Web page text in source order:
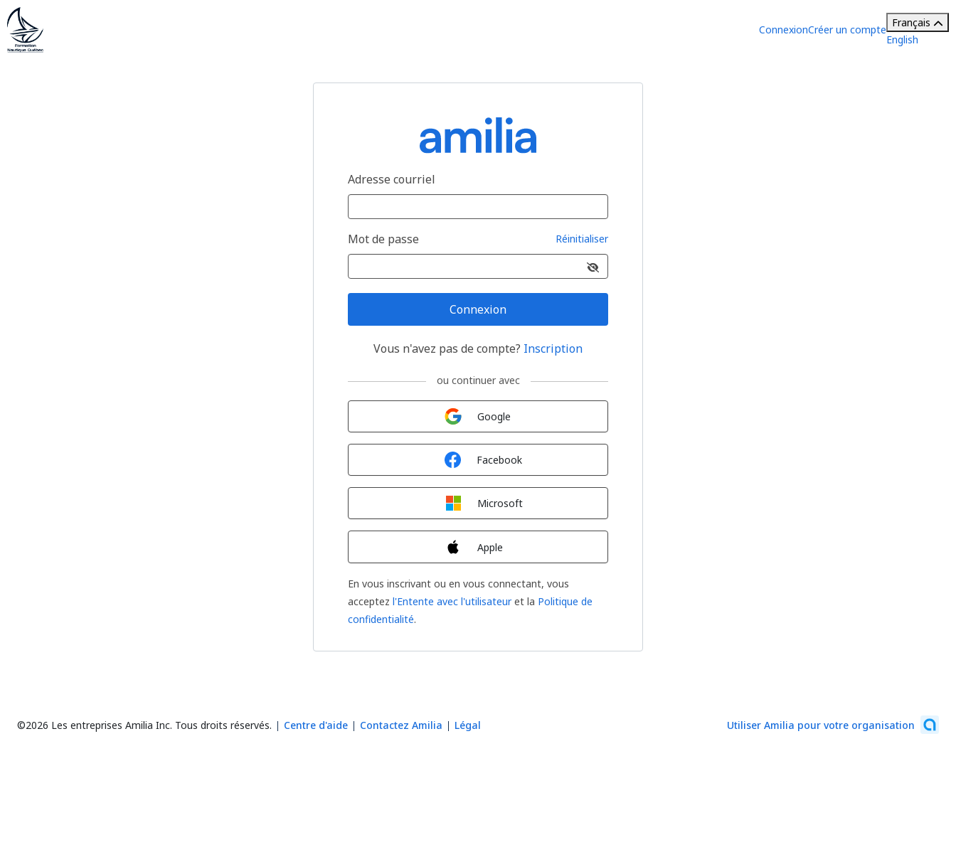
ConnexionCréer un compte
Français
English
Adresse courriel
Mot de passe Réinitialiser
Connexion
Vous n'avez pas de compte? Inscription
ou continuer avec
Google
Facebook
Microsoft
Apple
En vous inscrivant ou en vous connectant, vous
acceptez l'Entente avec l'utilisateuret la Politique de
confidentialité.
©2026 Les entreprises Amilia Inc. Tous droits réservés. Centre d'aide Contactez Amilia Légal Utiliser Amilia pour votre organisation